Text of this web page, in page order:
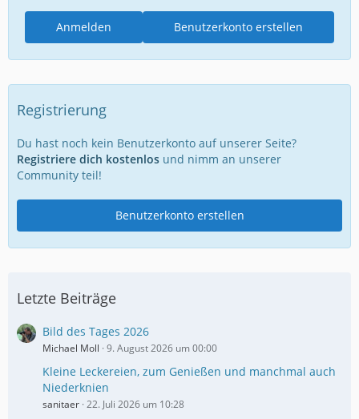
ä
g
e
Benutzerkonto erstellen
Anmelden
Registrierung
Du hast noch kein Benutzerkonto auf unserer Seite?
Registriere dich kostenlos und nimm an unserer
Community teil!
Benutzerkonto erstellen
Letzte Beiträge
Bild des Tages 2026
Michael Moll 9. August 2026 um 00:00
Kleine Leckereien, zum Genießen und manchmal auch
Niederknien
sanitaer 22. Juli 2026 um 10:28